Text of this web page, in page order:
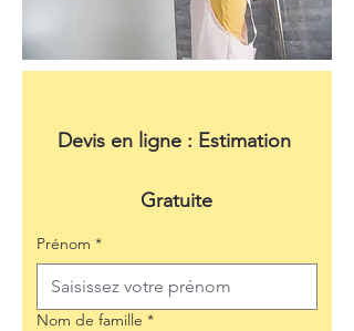
Devis en ligne : Estimation
Gratuite
Prénom *
Nom de famille *